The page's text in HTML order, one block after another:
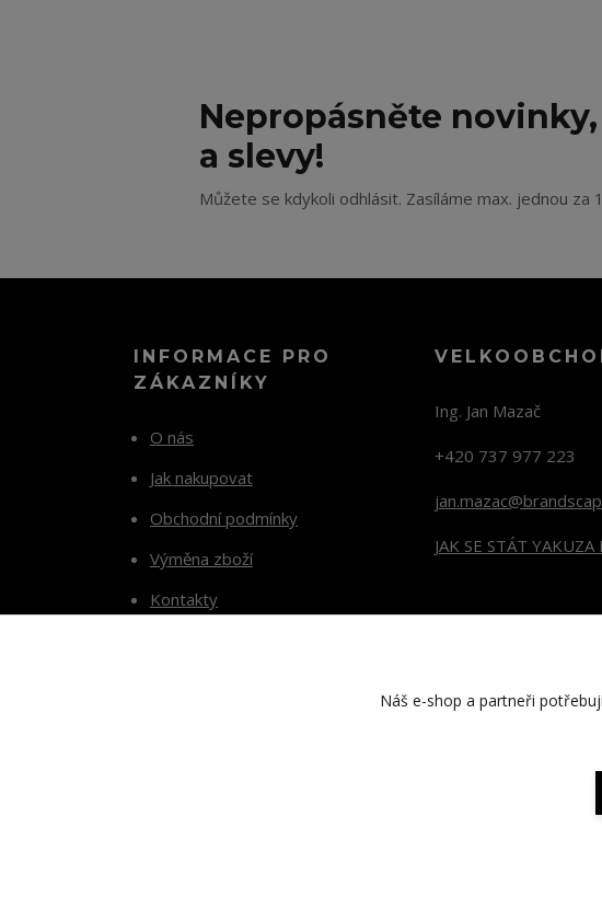
Nepropásněte
a slevy!
Můžete se kdykoli odhlásit. Zasíláme max. jednou za
INFORMACE PRO
ZÁKAZNÍKY
O nás
Jak nakupovat
Obchodní podmínky
Výměna zboží
Kontakty
Ing. Jan Mazač
+420 737 977 223
JAK SE STÁT YAKUZA
Náš e-shop a partneři